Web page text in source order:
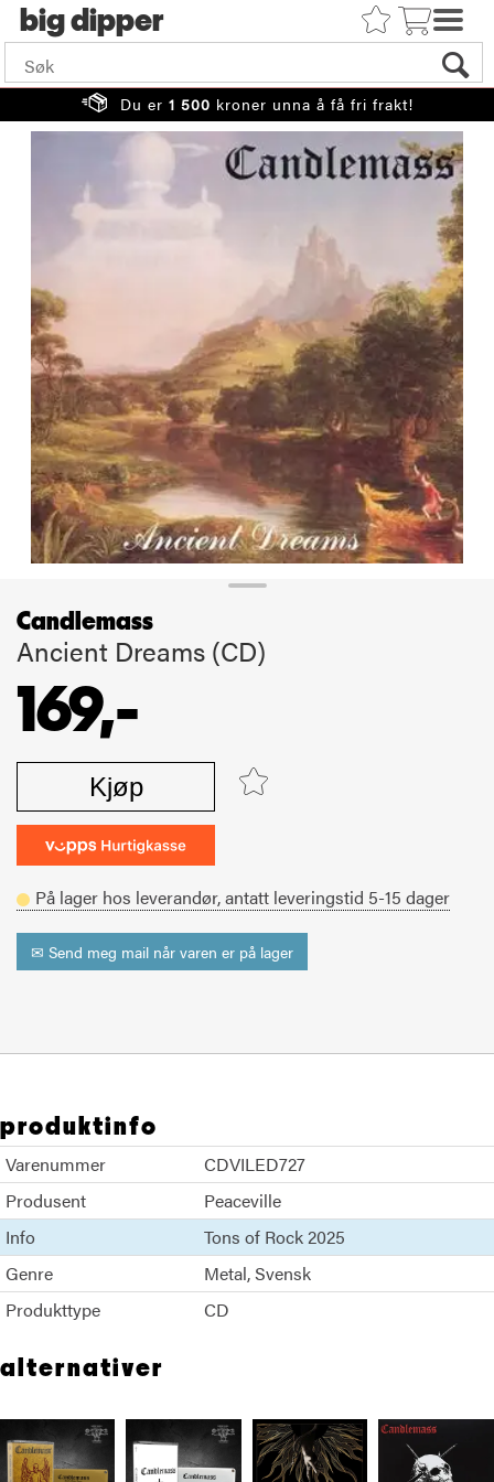
big
Du er 1 500 kroner unna å få fri frakt!
Candlemass
Ancient Dreams (CD)
169,-
Kjøp
På lager hos leverandør,antatt leveringstid 5-15 dager
✉ Send meg mail når varen er på lager
produktinfo
Varenummer
CDVILED727
Produsent
Peaceville
Info
Tons of Rock 2025
Genre
Metal Svensk
Produkttype
CD
alternativer